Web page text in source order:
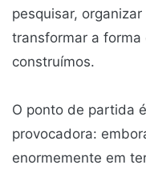
pesquisar,
transformar a forma
construímos.
O ponto de partida
provocadora:
enormemente em